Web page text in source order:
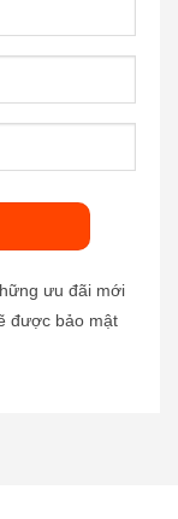
ưu đãi mới
được bảo mật